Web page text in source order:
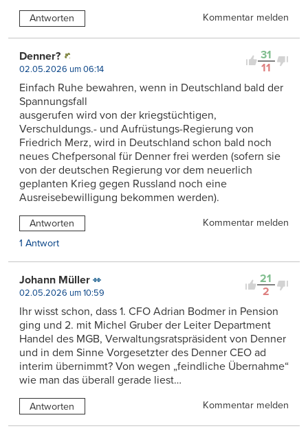
Antworten Kommentar melden
31
11
Denner?
02.05.2026 um 06:14
Einfach Ruhe bewahren, wenn in Deutschland bald der
Spannungsfall
ausgerufen wird von der kriegstüchtigen,
Verschuldungs.- und Aufrüstungs-Regierung von
Friedrich Merz, wird in Deutschland schon bald noch
neues Chefpersonal für Denner frei werden (sofern sie
von der deutschen Regierung vor dem neuerlich
geplanten Krieg gegen Russland noch eine
Ausreisebewilligung bekommen werden).
Antworten
Kommentar melden
1 Antwort
21
2
Johann Müller
02.05.2026 um 10:59
Ihr wisst schon, dass 1. CFO Adrian Bodmer in Pension
ging und 2. mit Michel Gruber der Leiter Department
Handel des MGB, Verwaltungsratspräsident von Denner
und in dem Sinne Vorgesetzter des Denner CEO ad
interim übernimmt? Von wegen „feindliche Übernahme“
wie man das überall gerade liest…
Antworten Kommentar melden